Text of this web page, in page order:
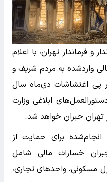
فرماندار تهران، با اعلام
واردشده به مردم شریف و
پی اغتشاشات دی‌ماه سال
ابلاغی وزارت
تهران جبران خواهد شد.
انجام‌شده برای حمایت از
خسارات مالی شامل
مسکونی، واحدهای تجاری،